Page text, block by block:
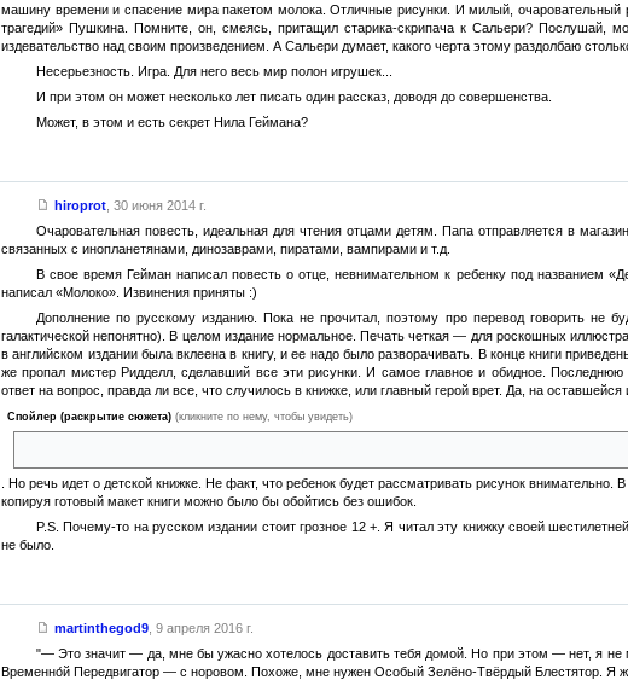
машину времени и спасение мира пакетом молока. Отличные рисунки. И милый,
трагедий» Пушкина. Помните, он, смеясь, притащил старика-скрипача к Сальери? Послушай,
издевательство над своим произведением. А Сальери думает, какого черта этому раздолбаю
Несерьезность. Игра. Для него весь мир полон игрушек...
И при этом он может несколько лет писать один рассказ, доводя до совершенства.
Может, в этом и есть секрет Нила Геймана?
hiroprot, 30 июня 2014 г.
Очаровательная повесть, идеальная для чтения отцами детям. Папа отправляется в
связанных с инопланетянами, динозаврами, пиратами, вампирами и т.д.
В свое время Гейман написал повесть о отце, невнимательном к ребенку под названием
написал «Молоко». Извинения приняты :)
Дополнение по русскому изданию. Пока не прочитал, поэтому про перевод говорить не
галактической непонятно). В целом издание нормальное. Печать четкая — для роскошных
в английском издании была вклеена в книгу, и ее надо было разворачивать. В конце книги
же пропал мистер Ридделл, сделавший все эти рисунки. И самое главное и обидное.
ответ на вопрос, правда ли все, что случилось в книжке, или главный герой врет. Да, на
Спойлер (раскрытие сюжета) (кликните по нему, чтобы увидеть)
. Но речь идет о детской книжке. Не факт, что ребенок будет рассматривать рисунок
копируя готовый макет книги можно было бы обойтись без ошибок.
P.S. Почему-то на русском издании стоит грозное 12 +. Я читал эту книжку своей
не было.
martinthegod9, 9 апреля 2016 г.
"— Это значит — да, мне бы ужасно хотелось доставить тебя домой. Но при этом — нет, я
Временно́й Передвигатор — с норовом. Похоже, мне нужен Особый Зелёно-Твёрдый Блестятор. Я